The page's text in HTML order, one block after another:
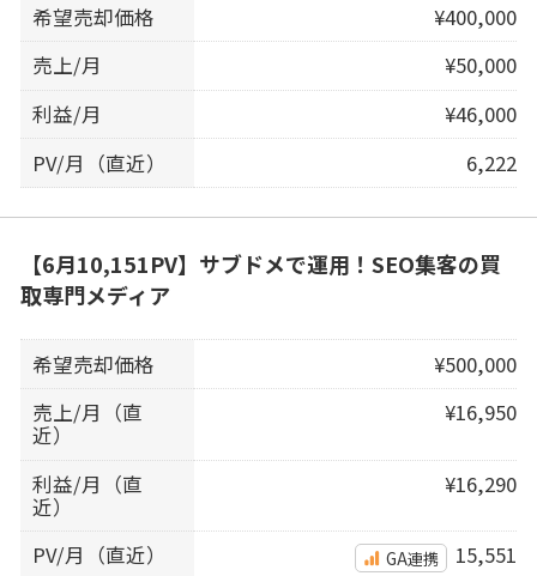
希望売却価格
¥400,000
売上/月
¥50,000
利益/月
¥46,000
PV/月（直近）
6,222
【6月10,151PV】サブドメで運用！SEO集客の買
取専門メディア
希望売却価格
¥500,000
売上/月（直
近）
¥16,950
利益/月（直
近）
¥16,290
PV/月（直近） GA連携 15,551